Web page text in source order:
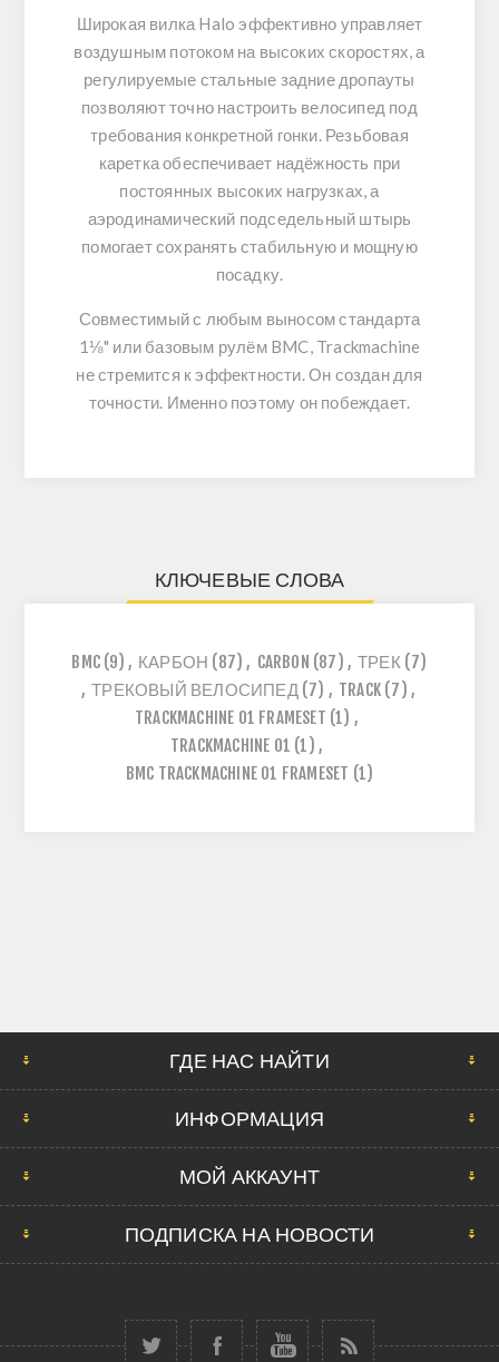
Широкая вилка Halo эффективно управляет
воздушным потоком на высоких скоростях, а
регулируемые стальные задние дропауты
позволяют точно настроить велосипед под
требования конкретной гонки. Резьбовая
каретка обеспечивает надёжность при
постоянных высоких нагрузках, а
аэродинамический подседельный штырь
помогает сохранять стабильную и мощную
посадку.
Совместимый с любым выносом стандарта
1⅛" или базовым рулём BMC, Trackmachine
не стремится к эффектности. Он создан для
точности. Именно поэтому он побеждает.
КЛЮЧЕВЫЕ СЛОВА
BMC (9) , КАРБОН (87) , CARBON (87) , ТРЕК (7)
, ТРЕКОВЫЙ ВЕЛОСИПЕД (7) , TRACK (7) ,
TRACKMACHINE 01 FRAMESET (1) ,
TRACKMACHINE 01 (1) ,
BMC TRACKMACHINE 01 FRAMESET (1)
ГДЕ НАС НАЙТИ
ИНФОРМАЦИЯ
МОЙ АККАУНТ
ПОДПИСКА НА НОВОСТИ